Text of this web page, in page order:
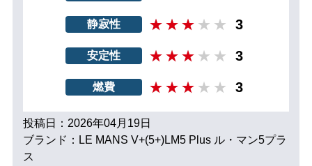
静寂性 3
安定性 3
燃費 3
投稿日：2026年04月19日
ブランド：LE MANS V+(5+)LM5 Plus ル・マン5プラ
ス